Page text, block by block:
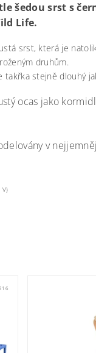
šedou srst s
Life.
srst, která je
druhům.
takřka stejně dlouhý
ocas jako
v
V)